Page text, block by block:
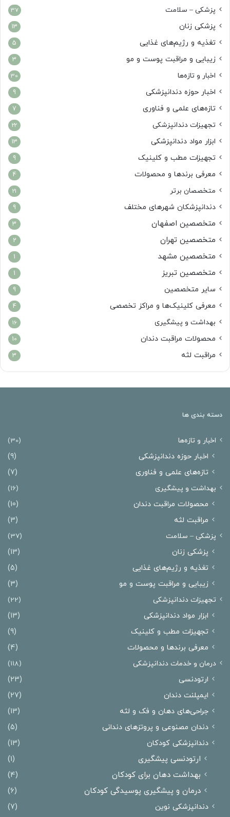
پزشکی – سلامت 37
پزشکی زنان 13
تغذیه و رژیم‌های غذایی 5
زیبایی و مراقبت پوست و مو 3
اخبار و تازه‌ها 30
اخبار حوزه دندانپزشکی 9
تازه‌های علمی و فناوری 7
تجهیزات دندانپزشکی 22
ابزار مواد دندانپزشکی 13
تجهیزات مطب و کلینیک 9
معرفی برندها و محصولات 4
متخصصان برتر 21
دندانپزشکان شهرهای مختلف 9
متخصصین اصفهان 3
متخصصین تهران 2
متخصصین مشهد 1
متخصصین تبریز 1
سایر متخصصین 9
معرفی کلینیک‌ها و مراکز تخصصی 4
بهداشت و پیشگیری 16
محصولات مراقبت دندان 10
مراقبت لثه 3
دسته بندی ها
اخبار و تازه‌ها (30)
اخبار حوزه دندانپزشکی
(9)
تازه‌های علمی و فناوری
(7)
بهداشت و پیشگیری (16)
محصولات مراقبت دندان
(10)
مراقبت لثه
(3)
پزشکی – سلامت (37)
پزشکی زنان
(13)
تغذیه و رژیم‌های غذایی
(5)
زیبایی و مراقبت پوست و مو
(3)
تجهیزات دندانپزشکی (22)
ابزار مواد دندانپزشکی
(13)
تجهیزات مطب و کلینیک
(9)
معرفی برندها و محصولات
(4)
درمان‌ و خدمات دندانپزشکی (118)
ارتودنسی
(23)
ایمپلنت دندان
(27)
جراحی‌های دهان و فک و لثه
(13)
دندان مصنوعی و پروتزهای دندانی
(5)
دندانپزشکی کودکان
(13)
ارتودنسی پیشگیری
(1)
بهداشت دهان برای کودکان
(4)
درمان و پیشگیری پوسیدگی کودکان
(6)
دندانپزشکی نوین
(7)